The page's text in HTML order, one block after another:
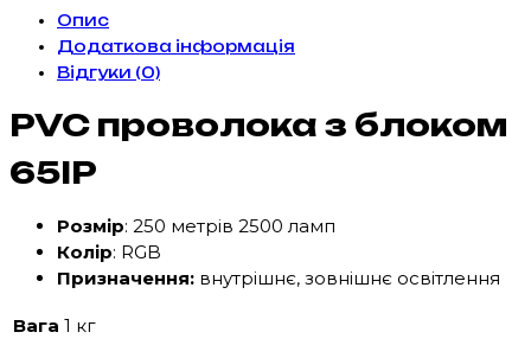
(250м
2500
led)
Опис
Додаткова інформація
Відгуки (0)
PVC проволока з блоком
65IP
Розмір: 250 метрів 2500 ламп
Колір: RGB
Призначення: внутрішнє, зовнішнє освітлення
Вага 1 кг